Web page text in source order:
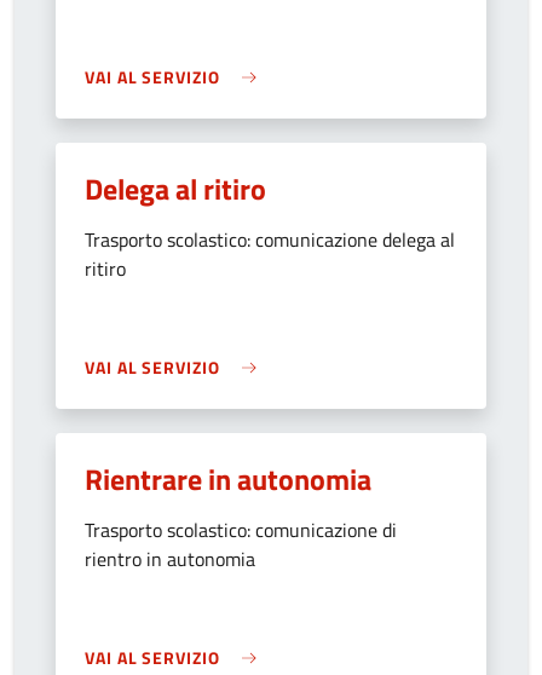
VAI AL SERVIZIO
Delega al ritiro
Trasporto scolastico: comunicazione delega al
ritiro
VAI AL SERVIZIO
Rientrare in autonomia
Trasporto scolastico: comunicazione di
rientro in autonomia
VAI AL SERVIZIO